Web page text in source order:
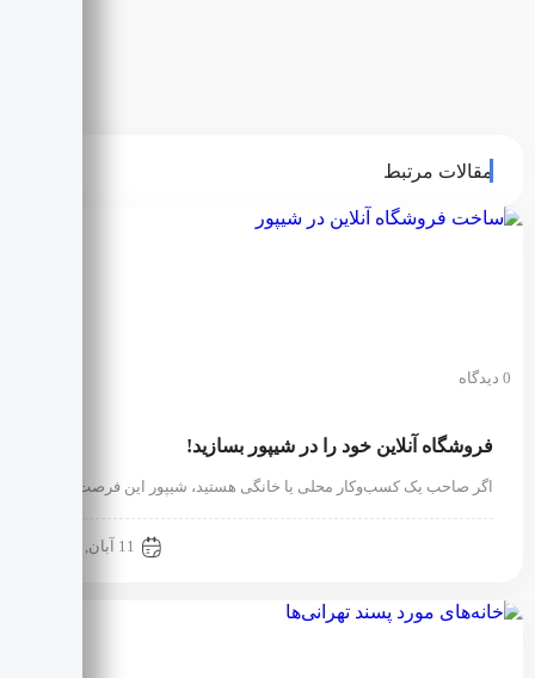
مقالات مرتبط
0 دیدگاه
فروشگاه آنلاین خود را در شیپور بسازید!
اگر صاحب یک کسب‌وکار محلی یا خانگی هستید، شیپور این فرصت را…
11 آبان, 1404